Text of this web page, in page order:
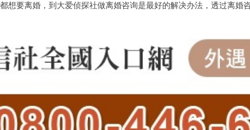
想要离婚，到大爱侦探社做离婚咨询是最好的解决办法，透过离婚